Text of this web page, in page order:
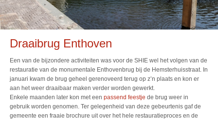
Draaibrug Enthoven
Een van de bijzondere activiteiten was voor de SHIE wel het volgen van de
restauratie van de monumentale Enthovenbrug bij de Hemsterhuisstraat. In
januari kwam de brug geheel gerenoveerd terug op z’n plaats en kon er
aan het weer draaibaar maken verder worden gewerkt.
Enkele maanden later kon met een passend feestje de brug weer in
gebruik worden genomen. Ter gelegenheid van deze gebeurtenis gaf de
gemeente een fraaie brochure uit over het hele restauratieproces en de